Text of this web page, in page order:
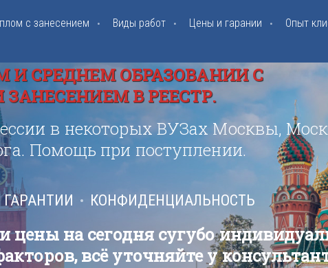
с занесением Виды работ Цены и гарании Опыт
СРЕДНЕМ ОБРАЗОВАНИИ С
В РЕЕСТР.
в некоторых ВУЗах Москвы,
Помощь при поступлении.
ГАРАНТИИ КОНФИДЕНЦИАЛЬНОСТЬ
цены на сегодня сугубо
всё уточняйте у